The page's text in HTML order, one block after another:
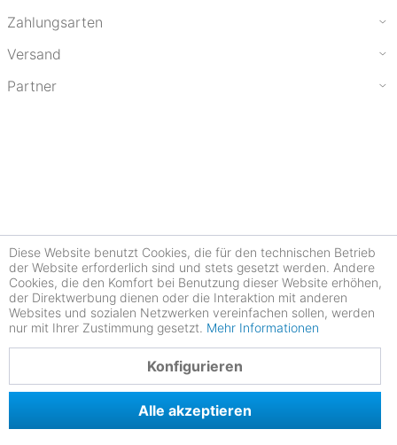
Zahlungsarten
Versand
Partner
Diese Website benutzt Cookies, die für den technischen Betrieb
der Website erforderlich sind und stets gesetzt werden. Andere
Cookies, die den Komfort bei Benutzung dieser Website erhöhen,
der Direktwerbung dienen oder die Interaktion mit anderen
Websites und sozialen Netzwerken vereinfachen sollen, werden
nur mit Ihrer Zustimmung gesetzt. Mehr Informationen
Konfigurieren
Alle akzeptieren